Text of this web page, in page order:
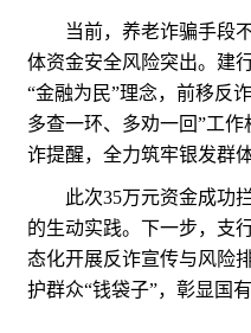
当前，养老诈骗手段不
体资金安全风险突出。建
“金融为民”理念，前移反
多查一环、多劝一回”工
诈提醒，全力筑牢银发群
此次35万元资金成功拦
的生动实践。下一步，支
态化开展反诈宣传与风险
护群众“钱袋子”，彰显国